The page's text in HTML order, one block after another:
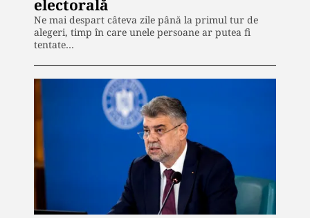
electorală
Ne mai despart câteva zile până la primul tur de
alegeri, timp în care unele persoane ar putea fi
tentate…